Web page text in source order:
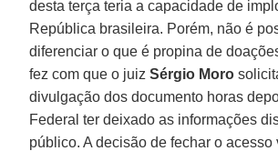
desta terça teria a capacidade de
República brasileira. Porém, não é
diferenciar o que é propina de
fez com que o juizSérgio Moro
divulgação dos documento horas
Federal ter deixado as informações
público. A decisão de fechar o acesso